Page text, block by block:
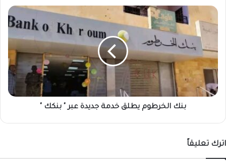
بنك
الخرطوم
يطلق
جديدة
عبر
"
بنكك
"
بنك الخرطوم يطلق خدمة جديدة عبر " بنكك "
اترك تعليقاً